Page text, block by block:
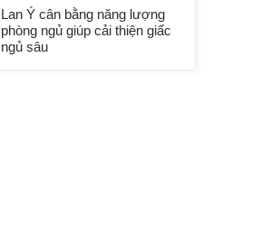
Lan Ý cân bằng năng lượng
phòng ngủ giúp cải thiện giấc
ngủ sâu